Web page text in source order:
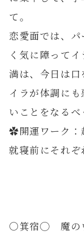
て。
恋愛面では、
く気に障って
満は、今日は
イラが体調に
いことをなるべ
✿開運ワーク：
就寝前にそれぞ
〇箕宿◯ 魔の